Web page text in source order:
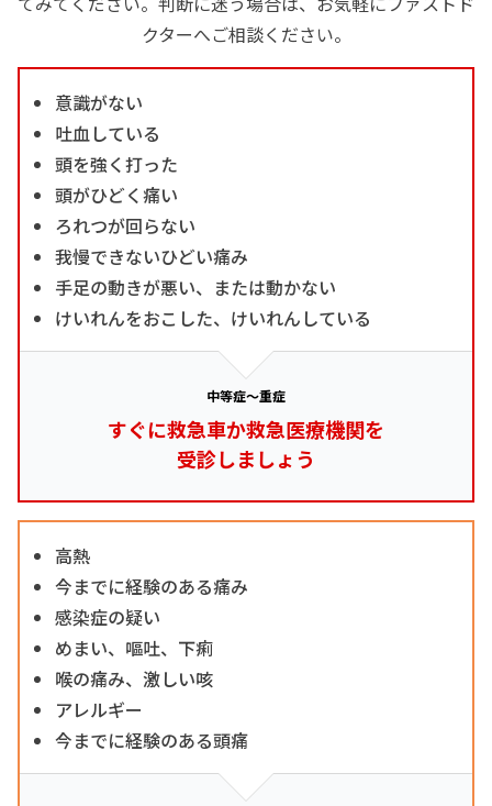
クターへご相談ください。
意識がない
吐血している
頭を強く打った
頭がひどく痛い
ろれつが回らない
我慢できないひどい痛み
手足の動きが悪い、または動かない
けいれんをおこした、けいれんしている
中等症～重症
すぐに救急車か救急医療機関を
受診しましょう
高熱
今までに経験のある痛み
感染症の疑い
めまい、嘔吐、下痢
喉の痛み、激しい咳
アレルギー
今までに経験のある頭痛